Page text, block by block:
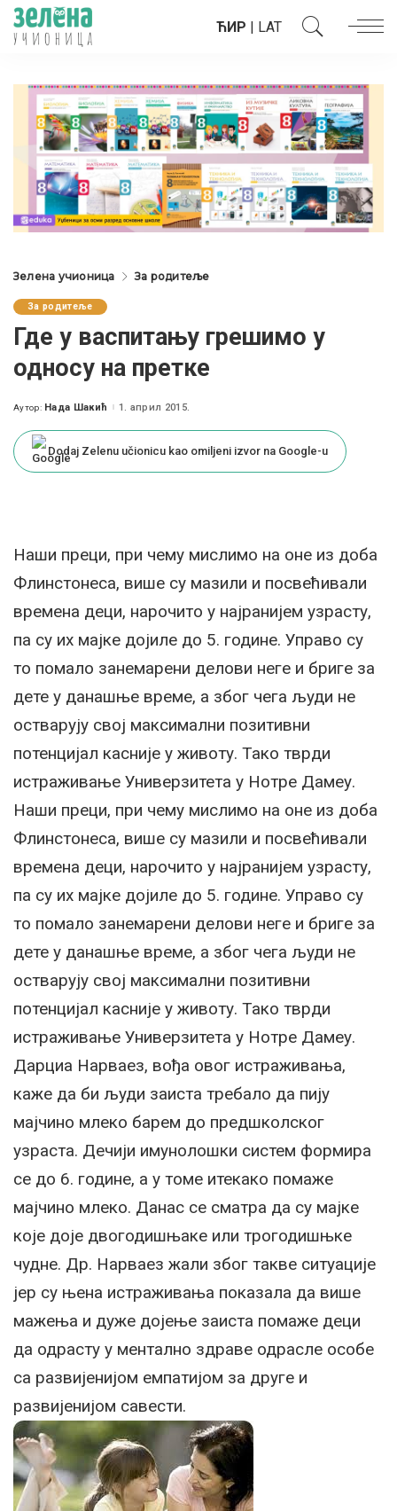
ЋИР | LAT
Зелена учионица За родитеље
За родитеље
Где у васпитању грешимо у
односу на претке
Posted
Аутор: Нада Шакић 1. април 2015.
Dodaj Zelenu učionicu kao omiljeni izvor na Google-u
Наши преци, при чему мислимо на оне из доба
Флинстонеса, више су мазили и посвећивали
времена деци, нарочито у најранијем узрасту,
па су их мајке дојиле до 5. године. Управо су
то помало занемарени делови неге и бриге за
дете у данашње време, а због чега људи не
остварују свој максимални позитивни
потенцијал касније у животу. Тако тврди
истраживање Универзитета у Нотре Дамеу.
Наши преци, при чему мислимо на оне из доба
Флинстонеса, више су мазили и посвећивали
времена деци, нарочито у најранијем узрасту,
па су их мајке дојиле до 5. године. Управо су
то помало занемарени делови неге и бриге за
дете у данашње време, а због чега људи не
остварују свој максимални позитивни
потенцијал касније у животу. Тако тврди
истраживање Универзитета у Нотре Дамеу.
Дарциа Нарваез, вођа овог истраживања,
каже да би људи заиста требало да пију
мајчино млеко барем до предшколског
узраста. Дечији имунолошки систем формира
се до 6. године, а у томе итекако помаже
мајчино млеко. Данас се сматра да су мајке
које доје двогодишњаке или трогодишњке
чудне. Др. Нарваез жали због такве ситуације
јер су њена истраживања показала да више
мажења и дуже дојење заиста помаже деци
да одрасту у ментално здраве одрасле особе
са развијенијом емпатијом за друге и
развијенијом савести.